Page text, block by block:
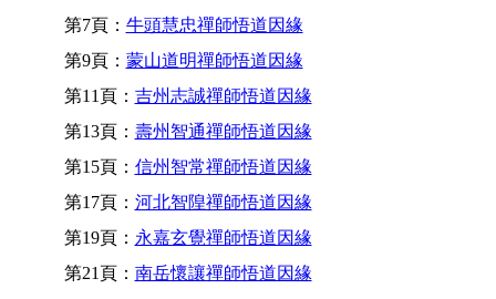
第7頁： 牛頭慧忠禪師悟道因緣
第9頁： 蒙山道明禪師悟道因緣
第11頁： 吉州志誠禪師悟道因緣
第13頁： 壽州智通禪師悟道因緣
第15頁： 信州智常禪師悟道因緣
第17頁： 河北智隍禪師悟道因緣
第19頁： 永嘉玄覺禪師悟道因緣
第21頁： 南岳懷讓禪師悟道因緣